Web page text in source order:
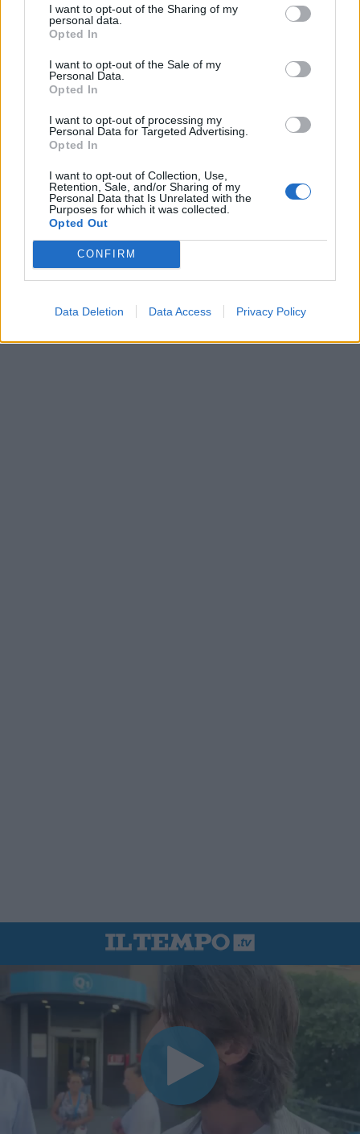
I want to opt-out of the Sharing of my
personal data.
Opted In
I want to opt-out of the Sale of my
Personal Data.
Opted In
I want to opt-out of processing my
Personal Data for Targeted Advertising.
Opted In
I want to opt-out of Collection, Use,
Retention, Sale, and/or Sharing of my
Personal Data that Is Unrelated with the
Purposes for which it was collected.
Opted Out
CONFIRM
Data Deletion Data Access Privacy Policy
In evidenza